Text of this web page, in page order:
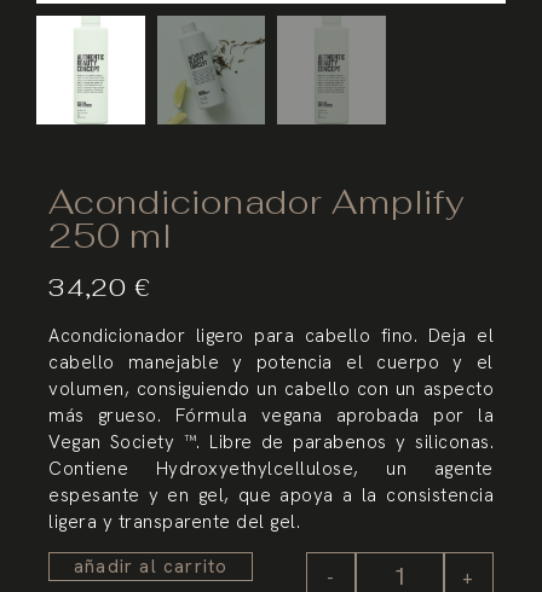
Acondicionador Amplify
250 ml
34,20 €
Acondicionador ligero para cabello fino. Deja el
cabello manejable y potencia el cuerpo y el
volumen, consiguiendo un cabello con un aspecto
más grueso. Fórmula vegana aprobada por la
Vegan Society ™. Libre de parabenos y siliconas.
Contiene Hydroxyethylcellulose, un agente
espesante y en gel, que apoya a la consistencia
ligera y transparente del gel.
- +
añadir al carrito